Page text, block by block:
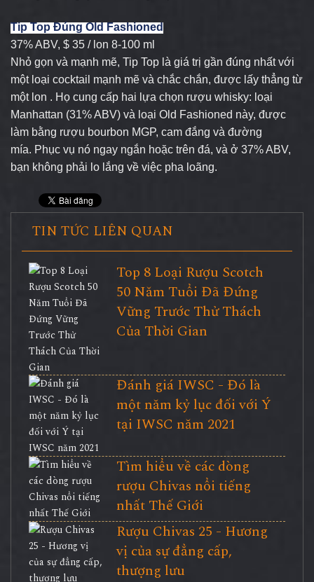
Tip Top Đúng Old Fashioned
37% ABV, $ 35 / lon 8-100 ml
Nhỏ gọn và mạnh mẽ, Tip Top là giá trị gần đúng nhất với
một loại cocktail mạnh mẽ và chắc chắn, được lấy thẳng từ
một lon . Họ cung cấp hai lựa chọn rượu whisky: loại
Manhattan (31% ABV) và loại Old Fashioned này, được
làm bằng rượu bourbon MGP, cam đắng và đường
mía. Phục vụ nó ngay ngắn hoặc trên đá, và ở 37% ABV,
bạn không phải lo lắng về việc pha loãng.
TIN TỨC LIÊN QUAN
Top 8 Loại Rượu Scotch
50 Năm Tuổi Đã Đứng
Vững Trước Thử Thách
Của Thời Gian
Đánh giá IWSC - Đó là
một năm kỷ lục đối với Ý
tại IWSC năm 2021
Tìm hiểu về các dòng
rượu Chivas nổi tiếng
nhất Thế Giới
Rượu Chivas 25 - Hương
vị của sự đẳng cấp,
thượng lưu